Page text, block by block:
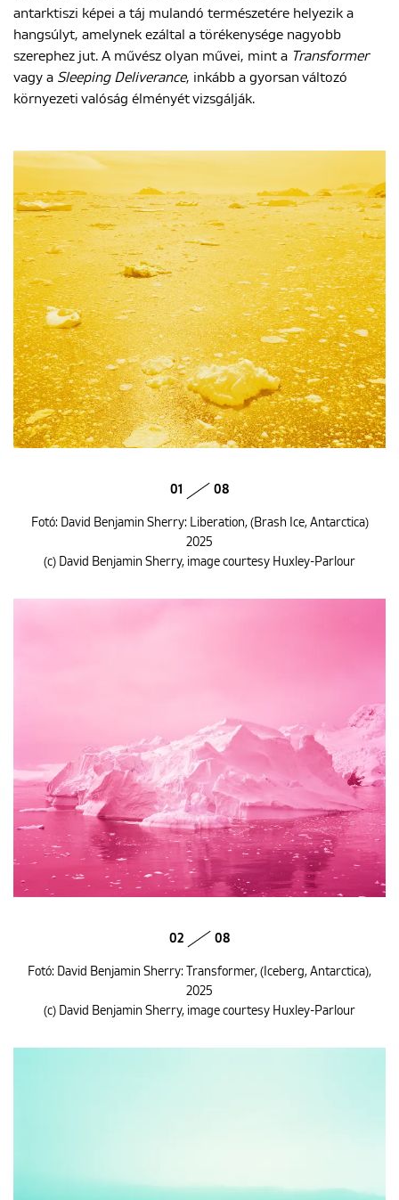
antarktiszi képei a táj mulandó természetére helyezik a
hangsúlyt, amelynek ezáltal a törékenysége nagyobb
szerephez jut. A művész olyan művei, mint a Transformer
vagy a Sleeping Deliverance, inkább a gyorsan változó
környezeti valóság élményét vizsgálják.
01 08
Fotó: David Benjamin Sherry: Liberation, (Brash Ice, Antarctica)
2025
(c) David Benjamin Sherry, image courtesy Huxley-Parlour
02 08
Fotó: David Benjamin Sherry: Transformer, (Iceberg, Antarctica),
2025
(c) David Benjamin Sherry, image courtesy Huxley-Parlour